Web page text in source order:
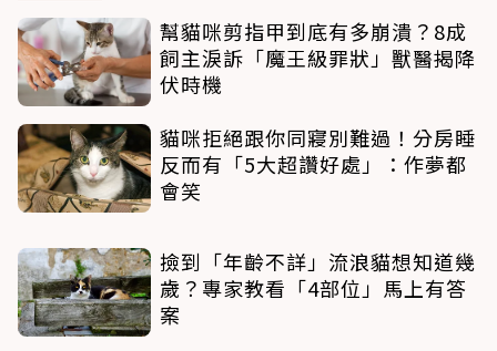
幫貓咪剪指甲到底有多崩潰？8成
飼主淚訴「魔王級罪狀」獸醫揭降
伏時機
貓咪拒絕跟你同寢別難過！分房睡
反而有「5大超讚好處」：作夢都
會笑
撿到「年齡不詳」流浪貓想知道幾
歲？專家教看「4部位」馬上有答
案